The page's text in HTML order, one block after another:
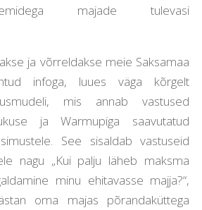
majade tulevasi
ja võrreldakse meie Saksamaa
infoga, luues väga kõrgelt
mis annab vastused
ja Warmupiga saavutatud
See sisaldab vastuseid
nagu „Kui palju läheb maksma
minu ehitavasse majja?“,
oma majas põrandaküttega